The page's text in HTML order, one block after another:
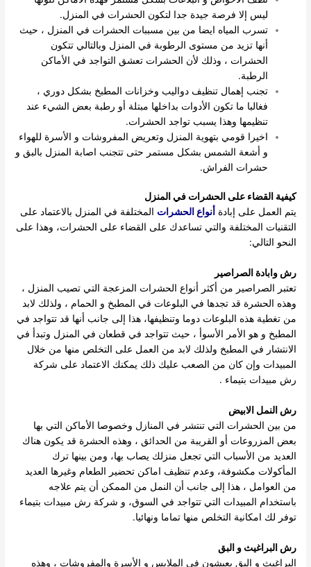
ليس إلا فرصة جيدة جدا لتكون الحشرات في المنزل.
تسرب المياه ايضا من بين مسببات الحشرات في المنزل ، حيث
أنها تزيد من مستوى الرطوبة في المنزل وبالتالي تتكون
الحشرات ، وذلك لأن الحشرات تعشق التواجد في الأماكن
الرطبة.
تجنب إهمال تنظيف دواليب وخزانات المطبخ بشكل دوري ،
فغالبا ما تكون الأدوات بداخلها مبتلة أو رطبة بعض الشيء عند
تنظيمها وهذا يسبب تواجد الحشرات.
اخيرا قومي بتهوية المنزل وتعريض المفروشات و الأسرة للهواء
و أشعة الشمس بشكل مستمر حتى تتجنب اصابة المنزل بالبق و
حشرات الفراش.
كيفية القضاء على الحشرات في المنزل
يتم العمل على إبادة أنواع الحشرات المختلفة في المنزل بالاعتماد على
التقنيات المختلفة والتي تساعدك على القضاء على الحشرات، وهذا على
النحو التالي:
رش وابادة الصراصير
تعتبر الصراصير من أكثر أنواع الحشرات المزعجة التي تصيب المنزل ،
وهذه الحشرة قد تجدها في البلوعات في المطبخ و الحمام ، ولذلك لابد
من تغطية هذه البلوعات دوما وتنظيفها، هذا إلى جانب أنها قد تتواجد في
المطبخ و هو الأمر الأسوأ ، حيث تتواجد في قطعان في المنزل وتبدأ في
الانتشار في المطبخ ولذلك لابد من العمل على التخلص منها من خلال
المبيدات وإن كان من الصعب عليك ذلك يمكنك الاعتماد على شركة
رش مبيدات بتيماء .
رش النمل الابيض
من بين الحشرات التي تنتشر في المنازل وخصوصا الأماكن التي بها
بعض المزروعات أو القريبة من الحدائق ، وهذه الحشرة قد يكون هناك
العديد من الأسباب التي تجعل منزلك يصاب بها، ومن بينها ترك
المأكولات مكشوفة، وعدم تنظيف اماكن تحضير الطعام وغيرها العديد
من العوامل ، هذا إلى جانب أن النمل من الممكن أن يتم علاجه
باستخدام المبيدات التي تتواجد في السوق، و شركة رش مبيدات بتيماء
توفر لك امكانية التخلص منها تماما ونهائيا.
رش البراغيث و البق
البراغيث و البق يعيشون في الملابس و الأسرة والمفروشات ، وهذه